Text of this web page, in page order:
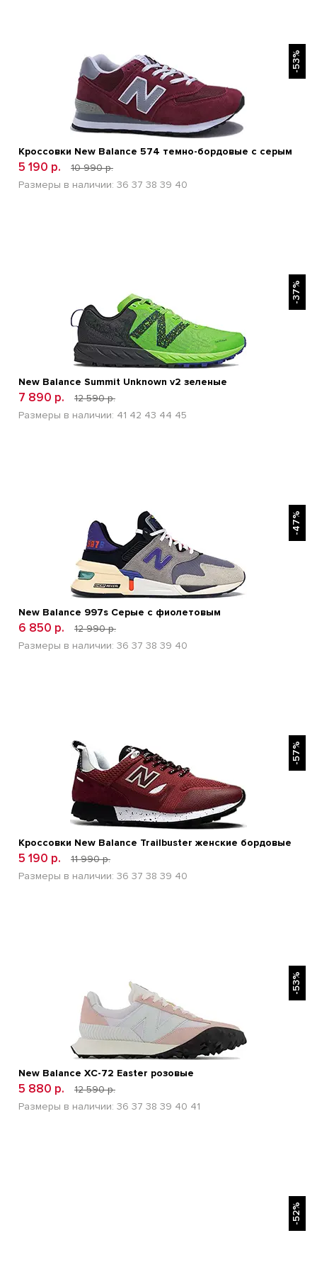
-53%
Кроссовки New Balance 574 темно-бордовые с серым
5 190 р.
10 990 р.
Размеры в наличии: 36 37 38 39 40
-37%
New Balance Summit Unknown v2 зеленые
7 890 р.
12 590 р.
Размеры в наличии: 41 42 43 44 45
-47%
New Balance 997s Серые с фиолетовым
6 850 р.
12 990 р.
Размеры в наличии: 36 37 38 39 40
-57%
Кроссовки New Balance Trailbuster женские бордовые
5 190 р.
11 990 р.
Размеры в наличии: 36 37 38 39 40
-53%
New Balance XC-72 Easter розовые
5 880 р.
12 590 р.
Размеры в наличии: 36 37 38 39 40 41
-52%